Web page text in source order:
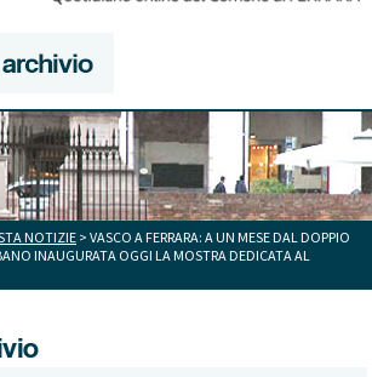
NOTIZIE > VASCO A FERRARA: A UN MESE DAL DOPPIO
INAUGURATA OGGI LA MOSTRA DEDICATA AL